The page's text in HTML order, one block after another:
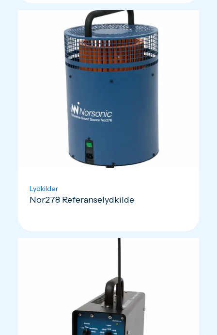
Lydkilder
Nor278 Referanselydkilde